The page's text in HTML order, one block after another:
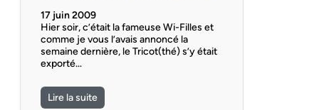
17 juin 2009
Hier soir, c’était la fameuse Wi-Filles et
comme je vous l’avais annoncé la
semaine dernière, le Tricot(thé) s’y était
exporté…
Lire la suite